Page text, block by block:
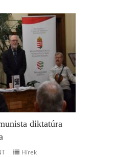
diktatúra
Hírek